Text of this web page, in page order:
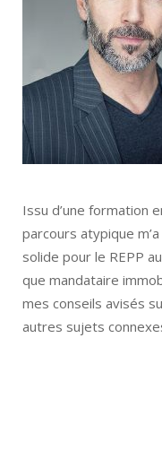
Issu d’une formation
parcours atypique
solide pour le REPP
que mandataire
mes conseils avisés
autres sujets